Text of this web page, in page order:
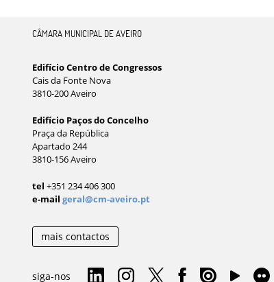
CÂMARA MUNICIPAL DE AVEIRO
Edifício Centro de Congressos
Cais da Fonte Nova
3810-200 Aveiro
Edifício Paços do Concelho
Praça da República
Apartado 244
3810-156 Aveiro
tel +351 234 406 300
e-mail geral@cm-aveiro.pt
mais contactos
siga-nos